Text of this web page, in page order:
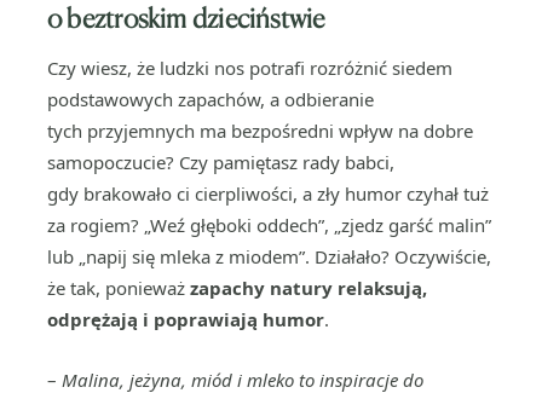
o beztroskim dzieciństwie
Czy wiesz, że ludzki nos potrafi rozróżnić siedem
podstawowych zapachów, a odbieranie
tych przyjemnych ma bezpośredni wpływ na dobre
samopoczucie? Czy pamiętasz rady babci,
gdy brakowało ci cierpliwości, a zły humor czyhał tuż
za rogiem? „Weź głęboki oddech”, „zjedz garść malin”
lub „napij się mleka z miodem”. Działało? Oczywiście,
że tak, ponieważ zapachy natury relaksują,
odprężają i poprawiają humor.
– Malina, jeżyna, miód i mleko to inspiracje do